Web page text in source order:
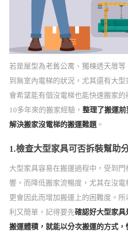
若是屋型為老舊公寓、獨棟透天厝
到無室內電梯的狀況，尤其還有大
會希望能有個沒電梯也能快速搬家
10多年來的搬家經驗， 整理了搬運
解決搬家沒電梯的搬運難題。
1.檢查大型家具可否拆裝幫助
大型家具容易在搬運過程中，受到
響，而降低搬家流暢度，尤其在沒電
更會因此而增加搬運上的困難度。
利又簡單，記得要先確認好大型家具
搬運體積，就能以分次搬運的方式